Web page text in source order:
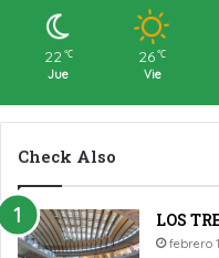
22 ℃
Jue
26 ℃
Vie
Check Also
LOS
febrero